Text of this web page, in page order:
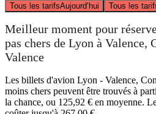
Tous les tarifsAujourd’hui Tous les
Meilleur moment pour
pas chers de Lyon à Valence,
Valence
Les billets d'avion Lyon - Valence,
moins chers peuvent être trouvés à
la chance, ou 125,92 € en moyenne.